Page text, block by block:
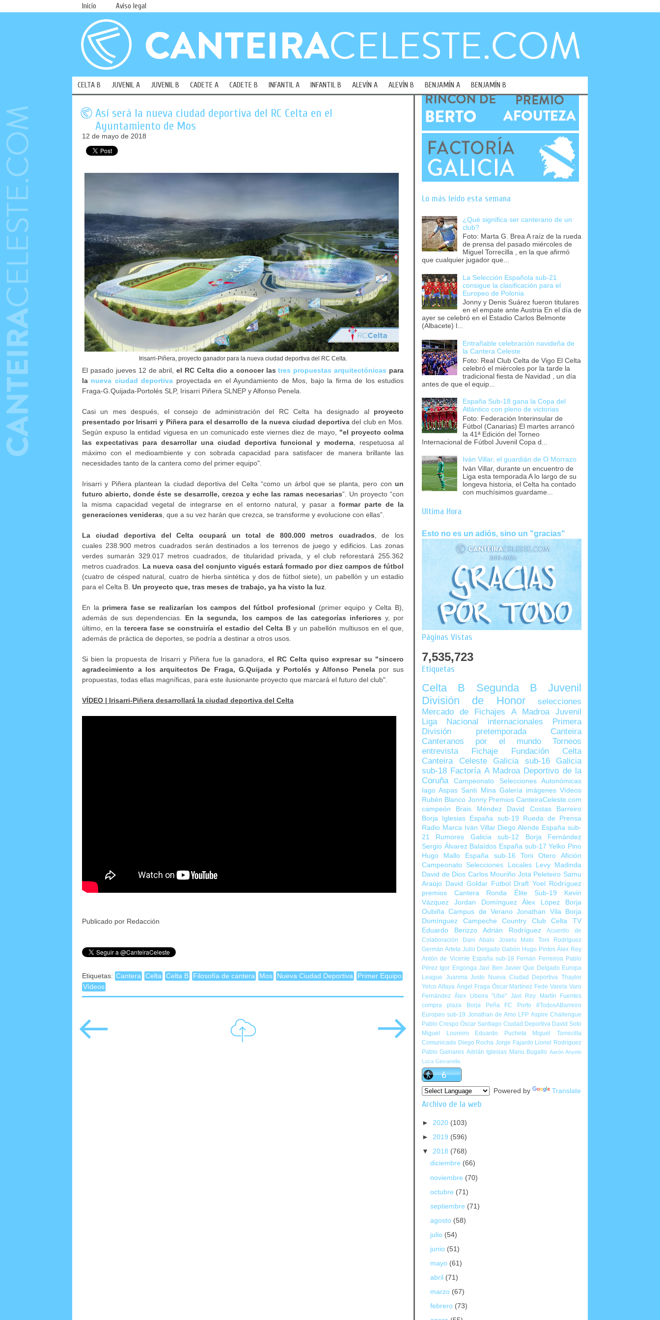
Inicio Aviso legal
CELTA B JUVENIL A JUVENIL B CADETE A CADETE B INFANTIL A INFANTIL B ALEVÍN A ALEVÍN B BENJAMÍN A BENJAMÍN B
Así será la nueva ciudad deportiva del RC Celta en el
Ayuntamiento de Mos
12 de mayo de 2018
Irisarri-Piñera, proyecto ganador para la nueva ciudad deportiva del RC Celta.
El pasado jueves 12 de abril,el RC Celta dio a conocer lastres propuestas arquitectónicas para
la nueva ciudad deportiva proyectada en el Ayundamiento de Mos, bajo la firma de los estudios
Fraga-G.Quijada-Portolés SLP, Irisarri Piñera SLNEP y Alfonso Penela.
Casi un mes después, el consejo de administración del RC Celta ha designado al proyecto
presentado por Irisarri y Piñera para el desarrollo de la nueva ciudad deportivadel club en Mos.
Según expuso la entidad viguesa en un comunicado este viernes diez de mayo, "el proyecto colma
las expectativas para desarrollar una ciudad deportiva funcional y moderna , respetuosa al
máximo con el medioambiente y con sobrada capacidad para satisfacer de manera brillante las
necesidades tanto de la cantera como del primer equipo".
Irisarri y Piñera plantean la ciudad deportiva del Celta “como un árbol que se planta, pero con un
futuro abierto, donde éste se desarrolle, crezca y eche las ramas necesarias”. Un proyecto “con
la misma capacidad vegetal de integrarse en el entorno natural, y pasar a formar parte de la
generaciones venideras , que a su vez harán que crezca, se transforme y evolucione con ellas”.
La ciudad deportiva del Celta ocupará un total de 800.000 metros cuadrados , de los
cuales 238.900 metros cuadrados serán destinados a los terrenos de juego y edificios. Las zonas
verdes sumarán 329.017 metros cuadrados, de titularidad privada, y el club reforestará 255.362
metros cuadrados. La nueva casa del conjunto vigués estará formado por diez campos de fútbol
(cuatro de césped natural, cuatro de hierba sintética y dos de fútbol siete), un pabellón y un estadio
para el Celta B. Un proyecto que, tras meses de trabajo, ya ha visto la luz
En la primera fase se realizarían los campos del fútbol profesional (primer equipo y Celta B),
además de sus dependencias. En la segunda, los campos de las categorías inferiores y, por
último, en la tercera fase se construiría el estadio del Celta By un pabellón multiusos en el que,
además de práctica de deportes, se podría a destinar a otros usos.
Si bien la propuesta de Irisarri y Piñera fue la ganadora,el RC Celta quiso expresar su "sincero
agradecimiento a los arquitectos De Fraga, G.Quijada y Portolés y Alfonso Penelapor sus
propuestas, todas ellas magníficas, para este ilusionante proyecto que marcará el futuro del club".
VÍDEO | Irisarri-Piñera desarrollará la ciudad deportiva del Celta
Publicado por Redacción
Etiquetas: Cantera Celta Celta B Filosofía de cantera Mos Nueva Ciudad Deportiva
Primer Equipo
Vídeos
Lo más leído esta semana
¿Qué significa ser canterano de un
club?
Foto: Marta G. Brea A raíz de la rueda
de prensa del pasado miércoles de
Miguel Torrecilla , en la que afirmó
que cualquier jugador que...
La Selección Española sub-21
consigue la clasificación para el
Europeo de Polonia
Jonny y Denis Suárez fueron titulares
en el empate ante Austria En el día de
ayer se celebró en el Estadio Carlos Belmonte
(Albacete) l...
Entrañable celebración navideña de
la Cantera Celeste
Foto: Real Club Celta de Vigo El Celta
celebró el miércoles por la tarde la
tradicional fiesta de Navidad , un día
antes de que el equip...
España Sub-18 gana la Copa del
Atlántico con pleno de victorias
Foto: Federación Interinsular de
Fútbol (Canarias) El martes arrancó
la 41ª Edición del Torneo
Internacional de Fútbol Juvenil Copa d...
Iván Villar, el guardián de O Morrazo
Iván Villar, durante un encuentro de
Liga esta temporada A lo largo de su
longeva historia, el Celta ha contado
con muchísimos guardame...
Última Hora
Esto no es un adiós, sino un "gracias"
Páginas Vistas
7,535,723
Etiquetas
Celta B Segunda B
Juvenil
División de Honor
selecciones
Mercado de Fichajes
A Madroa
Juvenil
Liga Nacional
internacionales
Primera
División
pretemporada
Canteira
Canteranos por el mundo
Torneos
entrevista
Fichaje
Fundación Celta
Canteira Celeste
Galicia sub-16
Galicia
sub-18 Factoría A Madroa Deportivo de la
Coruña
Campeonato Selecciones Autonómicas
Iago Aspas Santi Mina Galería imágenes Vídeos
Rubén Blanco Jonny Premios CanteiraCeleste.com
campeón
Brais Méndez David Costas
Barreiro
Borja Iglesias
España sub-19
Rueda de Prensa
Radio Marca
Iván Villar Diego Alende España sub-
21
Rumores Galicia sub-12
Borja Fernández
Sergio Álvarez Balaídos España sub-17 Yelko Pino
Hugo Mallo
España sub-16 Toni Otero
Afición
Campeonato Selecciones Locales
Levy Madinda
David de Dios Carlos Mouriño Jota Peleteiro Samu
Araújo David Goldar Fútbol Draft Yoel Rodríguez
premios Cantera
Ronda Élite Sub-19
Kevin
Vázquez
Jordan Domínguez Álex López
Borja
Oubiña Campus de Verano Jonathan Vila
Borja
Domínguez
Campeche Country Club
Celta TV
Eduardo Berizzo
Adrián Rodríguez
Acuerdo de
Colaboración
Dani Abalo Joselu Mato
Toni Rodríguez
Germán Arteta Julio Delgado Gabón Hugo Pintos Álex Rey
Antón de Vicente España sub-18 Fernán Ferreiroa Pablo
Pérez Igor Engonga Javi Ben Javier Que Delgado Europa
League Juanma Justo Nueva Ciudad Deportiva Thaylor
Yelco Alfaya Ángel Fraga Óscar Martínez Fede Varela Varo
Fernández Álex Ubeira "Ube" Javi Rey
Martín Fuentes
compra plaza
Borja Peña FC Porto
#TodosABarreiro
Europeo sub-19 Jonathan de Amo LFP Aspire Challengue
Pablo Crespo Óscar Santiago Ciudad Deportiva David Soto
Miguel Loureiro
Eduardo Pucheta
Miguel Torrecilla
Comunicado Diego Rocha Jorge Fajardo Lionel Rodríguez
Pablo Galnares Adrián Iglesias Manu Bugallo Aarón Anyelo
Luca Giovanella
Powered by Translate
Archivo de la web
► 2020 (103)
► 2019 (596)
▼ 2018 (768)
diciembre (66)
noviembre (70)
octubre (71)
septiembre (71)
agosto (58)
julio (54)
junio (51)
mayo (61)
abril (71)
marzo (67)
febrero (73)